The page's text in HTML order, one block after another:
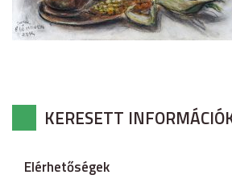
KERESETT
Elérhetőségek